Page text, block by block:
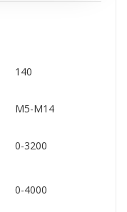
140
M5-M14
0-3200
0-4000